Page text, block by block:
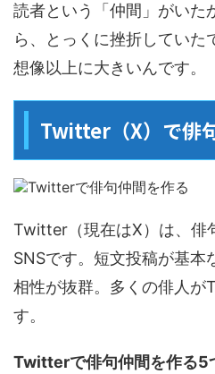
読者という「仲間」がいた
ら、とっくに挫折していた
想像以上に大きいんです。
Twitter（X）で俳
Twitter（現在はX）は、俳
SNSです。短文投稿が基本
相性が抜群。多くの俳人が
す。
Twitterで俳句仲間を作る5